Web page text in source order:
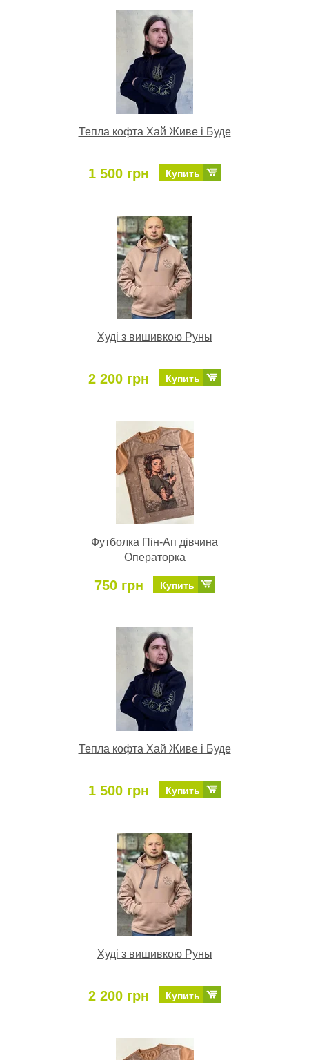
Тепла кофта Хай Живе і Буде
1 500 грн Купить
Худі з вишивкою Руны
2 200 грн Купить
Футболка Пін-Ап дівчина
Операторка
750 грн Купить
Тепла кофта Хай Живе і Буде
1 500 грн Купить
Худі з вишивкою Руны
2 200 грн Купить